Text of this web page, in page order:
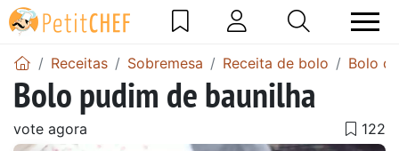
Receitas Sobremesa Receita de bolo Bolo
Bolo pudim de baunilha
vote agora